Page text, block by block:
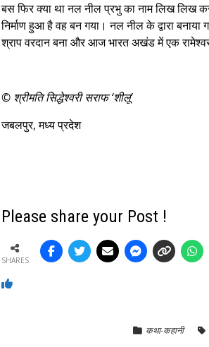
बस फिर क्या था नल नील प्रभु का नाम लिख लिख
निर्माण हुआ है वह बन गया। नल नील के द्वारा
श्राप वरदान बना और आज भारत अखंड में एक
© श्रीमति सिद्धेश्वरी सराफ ‘शीलू’
जबलपुर, मध्य प्रदेश
Please share your Post !
SHARES
कथा-कहानी